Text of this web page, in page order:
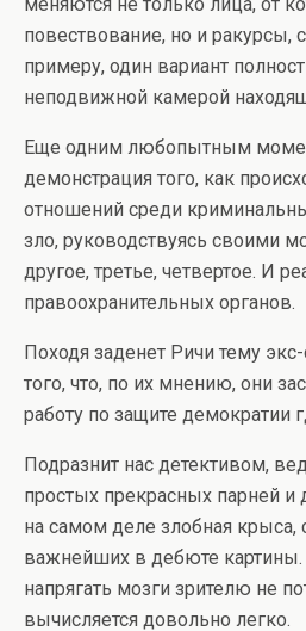
повествование, но и ракурсы,
примеру, один вариант
неподвижной камерой
Еще одним любопытным
демонстрация того, как
отношений среди
зло, руководствуясь своими
другое, третье, четвертое. И
правоохранительных органов.
Походя заденет Ричи тему
того, что, по их мнению, они
работу по защите демократии
Подразнит нас детективом,
простых прекрасных парней и
на самом деле злобная крыса,
важнейших в дебюте картины.
напрягать мозги зрителю не
вычисляется довольно легко.